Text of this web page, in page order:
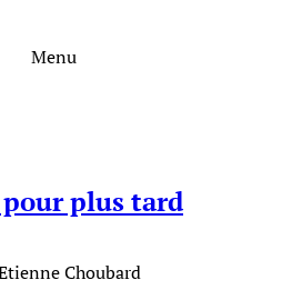
Menu
plus tard
Choubard